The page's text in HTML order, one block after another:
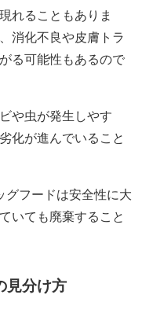
れることもありま
消化不良や皮膚トラ
る可能性もあるので
や虫が発生しやす
化が進んでいること
グフードは安全性に大
いても廃棄すること
見分け方